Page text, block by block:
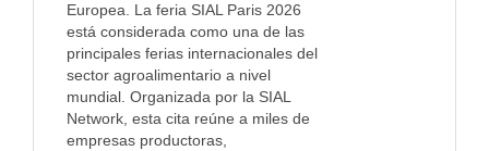
Europea. La feria SIAL Paris 2026
está considerada como una de las
principales ferias internacionales del
sector agroalimentario a nivel
mundial. Organizada por la SIAL
Network, esta cita reúne a miles de
empresas productoras,